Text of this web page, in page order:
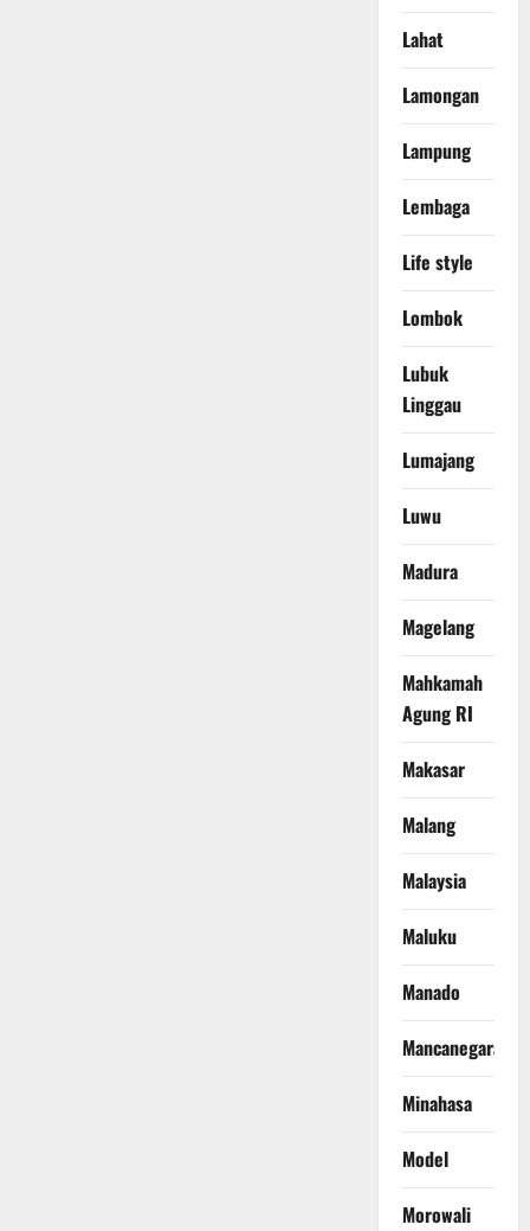
Lahat
Lamongan
Lampung
Lembaga
Life style
Lombok
Lubuk
Linggau
Lumajang
Luwu
Madura
Magelang
Mahkamah
Agung RI
Makasar
Malang
Malaysia
Maluku
Manado
Mancanegara
Minahasa
Model
Morowali